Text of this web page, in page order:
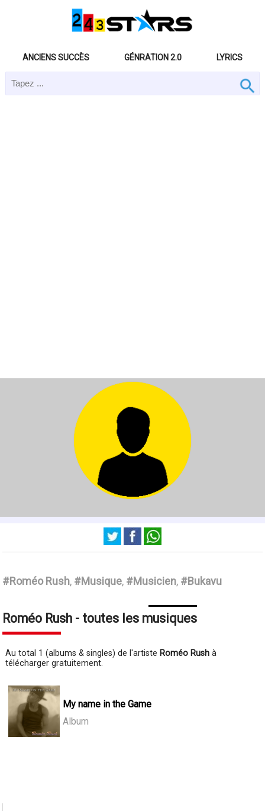
ANCIENS SUCCÈS GÉNRATION 2.0 LYRICS
#Roméo Rush, #Musique, #Musicien, #Bukavu
Roméo Rush - toutes les musiques
Au total 1 (albums & singles) de l'artiste Roméo Rush à
télécharger gratuitement.
My name in the Game
Album